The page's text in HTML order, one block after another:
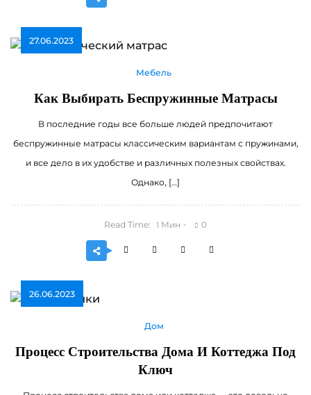
27.06.2023
Мебель
Как Выбирать Беспружинные Матрасы
В последние годы все больше людей предпочитают
беспружинные матрасы классическим вариантам с пружинами,
и все дело в их удобстве и различных полезных свойствах.
Однако, […]
Read Time: 1 Мин 0
26.06.2023
Дом
Процесс Строительства Дома И Коттеджа Под
Ключ